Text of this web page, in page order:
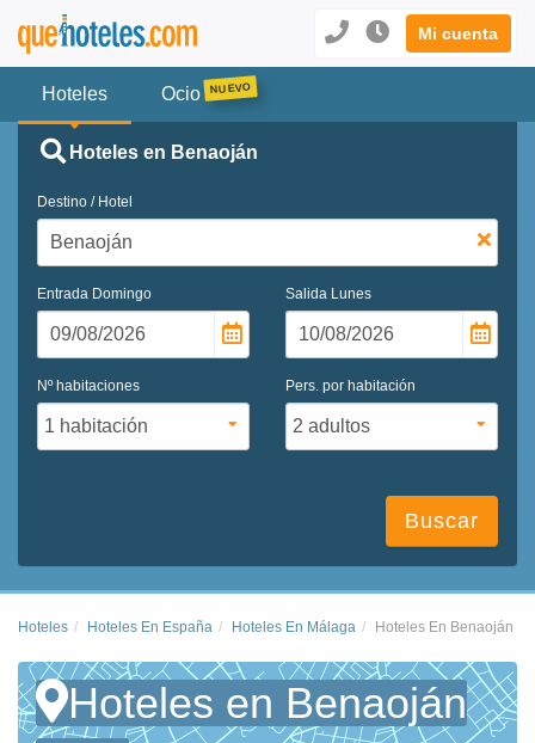
Mi cuenta
Hoteles Ocio
Hoteles en Benaoján
Destino / Hotel
Entrada Domingo Salida Lunes
Nº habitaciones Pers. por habitación
Buscar
Hoteles Hoteles En España Hoteles En Málaga Hoteles En Benaoján
Hoteles en Benaoján